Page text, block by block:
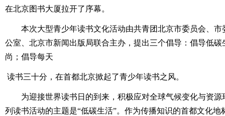
在北京图书大厦拉开了序幕。
本次大型青少年读书文化活动由共青团北京市委员会、
公室、北京市新闻出版局联合主办，提出三个倡导：倡导低
尚；倡导每天
读书三十分，在首都北京掀起了青少年读书之风。
为迎接世界读书日的到来，积极应对全球气候变化与资
列读书活动的主题是“低碳生活”。作为传播知识的首都文化地